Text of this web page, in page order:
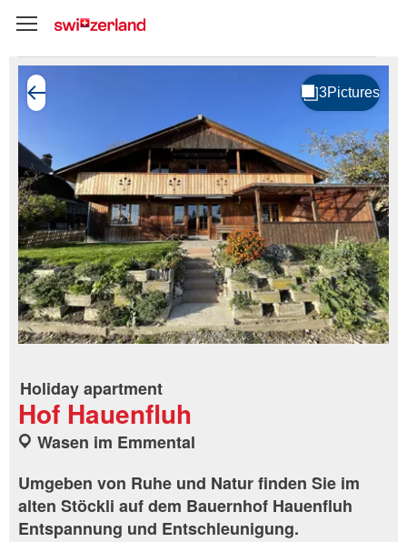
Holiday apartment
Hof Hauenfluh
Wasen im Emmental
Umgeben von Ruhe und Natur finden Sie im
alten Stöckli auf dem Bauernhof Hauenfluh
Entspannung und Entschleunigung.